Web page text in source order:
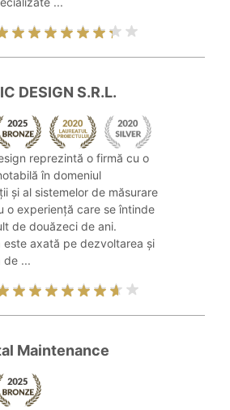
DESIGN S.R.L.
reprezintă o firmă cu o
în domeniul
și al sistemelor de măsurare
o experiență care se întinde
de douăzeci de ani.
este axată pe dezvoltarea și
de ...
Maintenance